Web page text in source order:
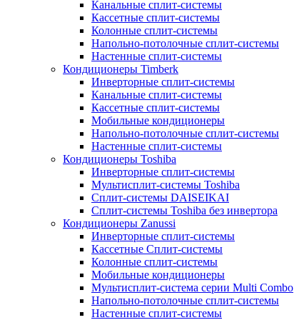
Канальные сплит-системы
Кассетные сплит-системы
Колонные сплит-системы
Напольно-потолочные сплит-системы
Настенные сплит-системы
Кондиционеры Timberk
Инверторные сплит-системы
Канальные сплит-системы
Кассетные сплит-системы
Мобильные кондиционеры
Напольно-потолочные сплит-системы
Настенные сплит-системы
Кондиционеры Toshiba
Инверторные сплит-системы
Мультисплит-системы Toshiba
Сплит-системы DAISEIKAI
Сплит-системы Toshiba без инвертора
Кондиционеры Zanussi
Инверторные сплит-системы
Кассетные Сплит-системы
Колонные сплит-системы
Мобильные кондиционеры
Мультисплит-система серии Multi Combo
Напольно-потолочные сплит-системы
Настенные сплит-системы